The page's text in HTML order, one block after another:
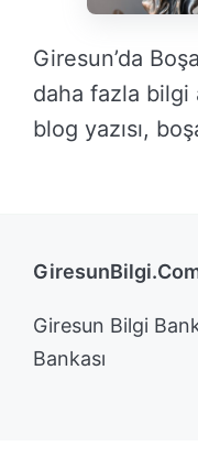
Giresun’da
daha fazla bilgi
blog yazısı,
Giresun Bilgi
Bankası